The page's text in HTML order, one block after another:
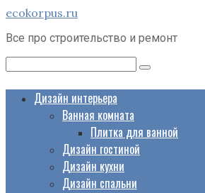
Перейти
контенту
ecokorpus.ru
Все про строительство и ремонт
Дизайн интерьера
Ванная комната
Плитка для ванной
Дизайн гостиной
Дизайн кухни
Дизайн спальни